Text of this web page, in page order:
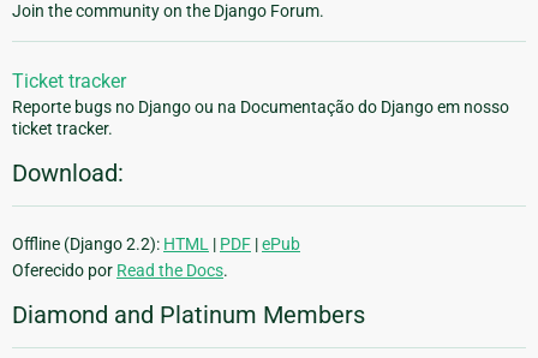
Join the community on the Django Forum.
Ticket tracker
Reporte bugs no Django ou na Documentação do Django em nosso
ticket tracker.
Download:
Offline (Django 2.2): HTML | PDF |ePub
Oferecido por Read the Docs.
Diamond and Platinum Members